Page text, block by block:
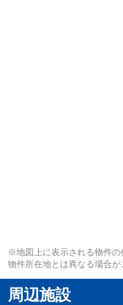
※地図上に表示される物件の
物件所在地とは異なる場合が
周辺施設